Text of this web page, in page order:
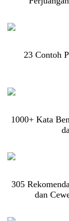
23 Contoh
1000+ Kata
305
dan